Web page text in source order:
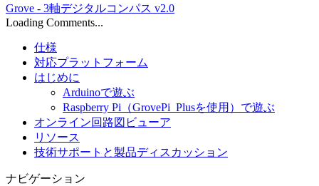
Grove - 3軸デジタルコンパス v2.0
Loading Comments...
仕様
対応プラットフォーム
はじめに
Arduinoで遊ぶ
Raspberry Pi（GrovePi_Plusを使用）で遊ぶ
オンライン回路図ビューア
リソース
技術サポートと製品ディスカッション
ナビゲーション